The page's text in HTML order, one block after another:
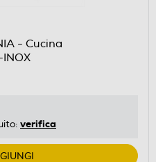
- Cucina
verifica